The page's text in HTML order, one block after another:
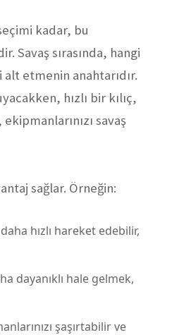
kadar, bu
Savaş sırasında, hangi
etmenin anahtarıdır.
hızlı bir kılıç,
savaş
sağlar. Örneğin:
hızlı hareket edebilir,
dayanıklı hale gelmek,
şaşırtabilir ve